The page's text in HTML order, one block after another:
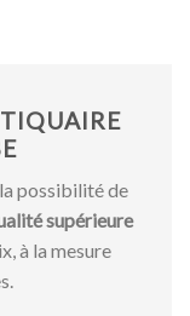
possibilité de
supérieure
à la mesure